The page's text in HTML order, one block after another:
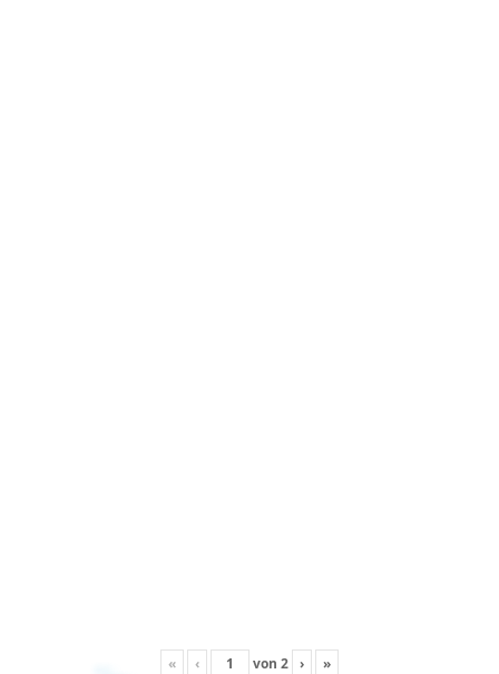
« ‹ von 2 › »